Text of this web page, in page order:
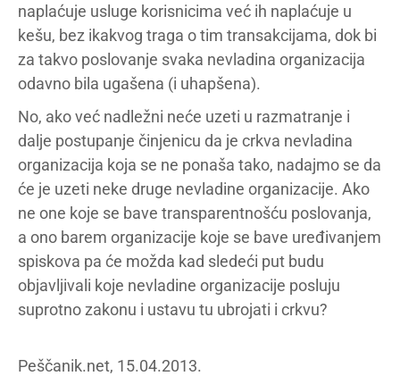
naplaćuje usluge korisnicima već ih naplaćuje u
kešu, bez ikakvog traga o tim transakcijama, dok bi
za takvo poslovanje svaka nevladina organizacija
odavno bila ugašena (i uhapšena).
No, ako već nadležni neće uzeti u razmatranje i
dalje postupanje činjenicu da je crkva nevladina
organizacija koja se ne ponaša tako, nadajmo se da
će je uzeti neke druge nevladine organizacije. Ako
ne one koje se bave transparentnošću poslovanja,
a ono barem organizacije koje se bave uređivanjem
spiskova pa će možda kad sledeći put budu
objavljivali koje nevladine organizacije posluju
suprotno zakonu i ustavu tu ubrojati i crkvu?
Peščanik.net, 15.04.2013.